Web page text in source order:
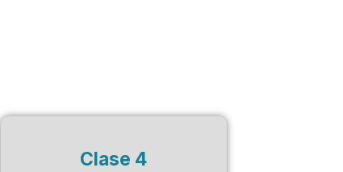
Clase 4